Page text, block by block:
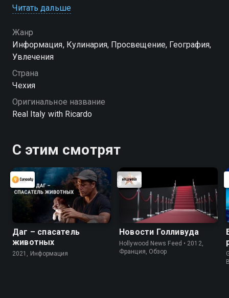
приготовления самых популярных итальянских
Посмотреть онлайн 1 сезон сериала Настоящая
Италия вместе с Рикардо вы можете совершенно
бесплатно в хорошем HD качестве на Смотрёшке
Читать дальше
Жанр
Информация, Кулинария, Просвещение, География,
Увлечения
Страна
Чехия
Оригинальное название
Real Italy with Ricardo
С этим смотрят
Даг – спасатель
животных
2021, Информация
Новости Голливуда
Hollywood News Feed • 2012,
Франция, Обзор